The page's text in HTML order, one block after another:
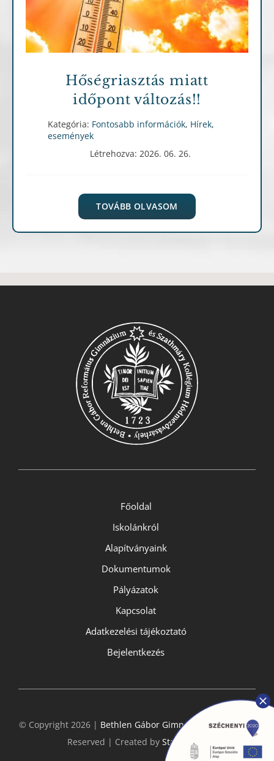
Hőségriasztás miatt
időpont változás!!
Kategória: Fontosabb információk, Hírek,
események
Létrehozva: 2026. 06. 26.
TOVÁBB OLVASOM
Főoldal
Iskolánkról
Alapítványaink
Dokumentumok
Pályázatok
Kapcsolat
Adatkezelési tájékoztató
Bejelentkezés
© Copyright 2026 | Bethlen Gábor Gimnázium- All Rights
Reserved | Created by StarGeckos